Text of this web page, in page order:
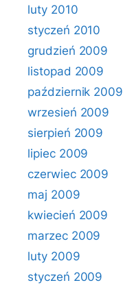
luty 2010
styczeń 2010
grudzień 2009
listopad 2009
październik 2009
wrzesień 2009
sierpień 2009
lipiec 2009
czerwiec 2009
maj 2009
kwiecień 2009
marzec 2009
luty 2009
styczeń 2009